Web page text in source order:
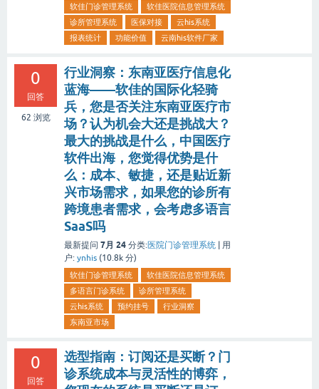
软佳门诊管理系统
软佳医院信息管理系统
诊所管理系统
医保对接
云his系统
报表统计
功能价值 云南his软件厂家
0
回答
62 浏览
行业洞察：东南亚医疗信息化
蓝海——软佳的国际化轻骑
兵，您是否关注东南亚医疗市
场？认为机会大还是挑战大？
最大的挑战是什么，中国医疗
软件出海，您觉得优势是什
么：成本、敏捷，还是贴近新
兴市场需求，如果您的诊所有
跨境患者需求，会考虑多语言
SaaS吗
最新提问 7月 24 分类:医院门诊管理系统
用
户: ynhis (10.8k 分)
软佳门诊管理系统
软佳医院信息管理系统
多语言门诊系统
诊所管理系统
云his系统
预约挂号
行业洞察
东南亚市场
0
回答
选型指南：订阅还是买断？门
诊系统成本与灵活性的博弈，